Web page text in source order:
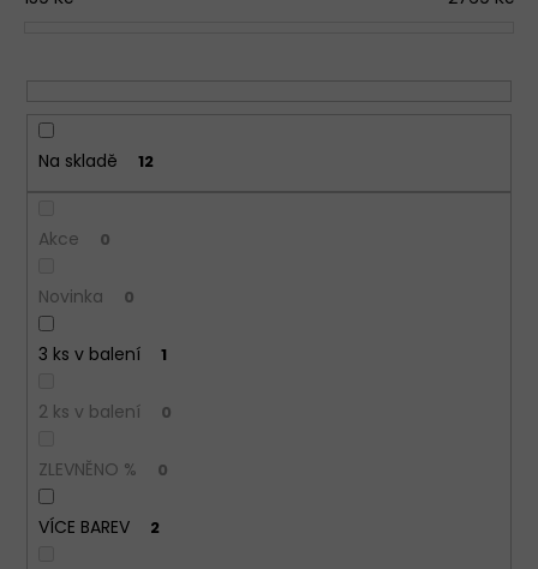
u
Na skladě 12
Akce 0
Novinka 0
3 ks v balení 1
2 ks v balení 0
ZLEVNĚNO % 0
VÍCE BAREV 2